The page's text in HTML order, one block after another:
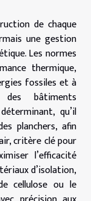
de chaque
une gestion
Les normes
thermique,
fossiles et à
des bâtiments
qu’il
planchers, afin
critère clé pour
l’efficacité
d’isolation,
cellulose ou le